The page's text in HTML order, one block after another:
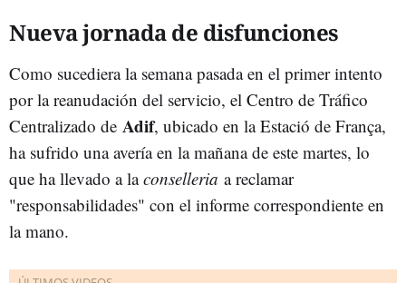
Nueva jornada de disfunciones
Como sucediera la semana pasada en el primer intento
por la reanudación del servicio, el Centro de Tráfico
Centralizado de Adif, ubicado en la Estació de França,
ha sufrido una avería en la mañana de este martes, lo
que ha llevado a laconselleria a reclamar
"responsabilidades" con el informe correspondiente en
la mano.